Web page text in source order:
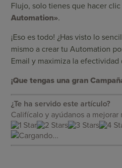
Flujo, solo tienes que hacer
Automation».
¡Eso es todo! ¿Has visto lo
mismo a crear tu Automation
Email y maximiza la efectividad
¡Que tengas una gran
¿Te ha servido este artículo?
Califícalo y ayúdanos a mejorar
Cargando...